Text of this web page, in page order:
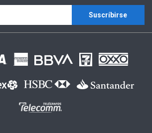
Suscríbirse